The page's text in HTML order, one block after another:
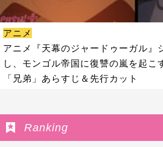
アニメ
アニメ『天幕のジャードゥーガル』
し、モンゴル帝国に復讐の嵐を起こ
「兄弟」あらすじ＆先行カット
Ranking